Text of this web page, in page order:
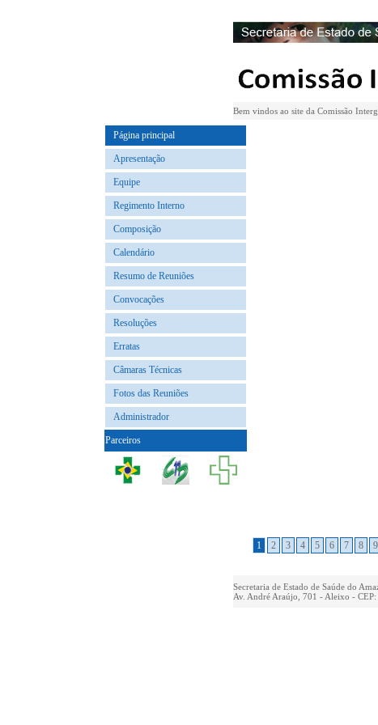
Bem vindos ao site da Comissão
Página principal
Apresentação
Equipe
Regimento Interno
Composição
Calendário
Resumo de Reuniões
Convocações
Resoluções
Erratas
Câmaras Técnicas
Fotos das Reuniões
Administrador
Parceiros
1
2 3 4 5 6 7 8 9
Secretaria de Estado de Saúde do
Av. André Araújo, 701 - Aleixo -